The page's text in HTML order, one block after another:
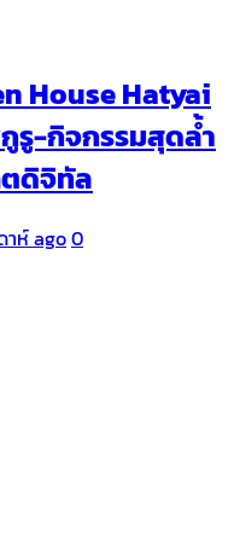
House Hatyai
กูรู-กิจกรรมสุดล้ำ
ดิจิทัล
าห์ ago0